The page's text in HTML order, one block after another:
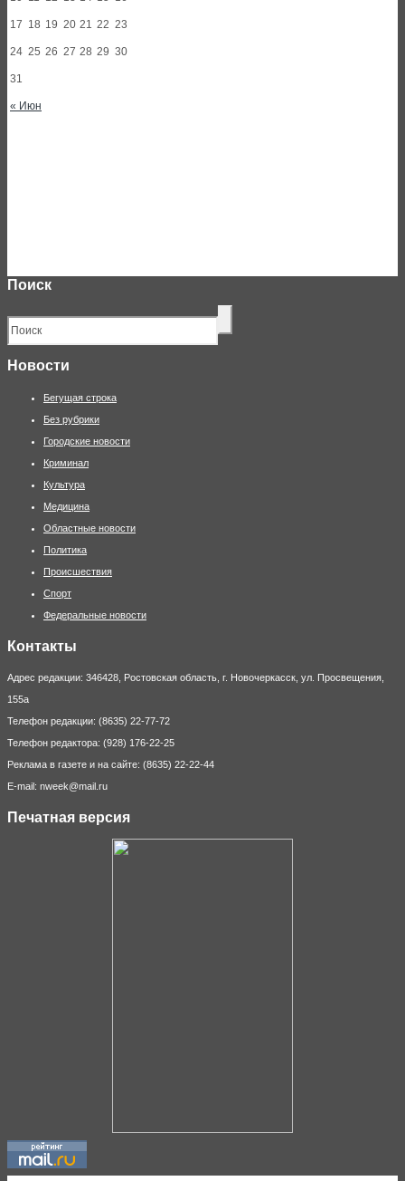
« Июн
17 18 19 20 21 22 23
24 25 26 27 28 29 30
31
Поиск
Новости
Бегущая строка
Без рубрики
Городские новости
Криминал
Культура
Медицина
Областные новости
Политика
Происшествия
Спорт
Федеральные новости
Контакты
Адрес редакции: 346428, Ростовская область, г. Новочеркасск, ул. Просвещения,
155а
Телефон редакции: (8635) 22-77-72
Телефон редактора: (928) 176-22-25
Реклама в газете и на сайте: (8635) 22-22-44
E-mail: nweek@mail.ru
Печатная версия